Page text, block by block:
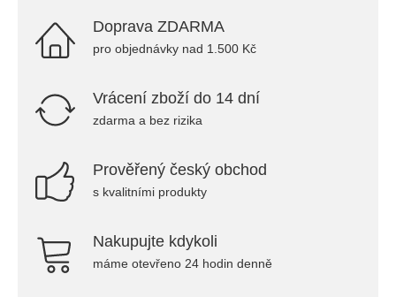
Doprava ZDARMA
pro objednávky nad 1.500 Kč
Vrácení zboží do 14 dní
zdarma a bez rizika
Prověřený český obchod
s kvalitními produkty
Nakupujte kdykoli
máme otevřeno 24 hodin denně